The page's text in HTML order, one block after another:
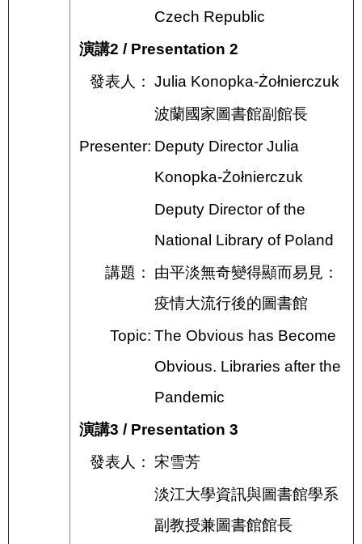
Czech Republic
演講2 / Presentation 2
發表人： Julia Konopka-Żołnierczuk
波蘭國家圖書館副館長
Presenter: Deputy Director Julia
Konopka-Żołnierczuk
Deputy Director of the
National Library of Poland
講題：
由平淡無奇變得顯而易見：
疫情大流行後的圖書館
Topic: The Obvious has Become
Obvious. Libraries after the
Pandemic
演講3 / Presentation 3
發表人：
宋雪芳
淡江大學資訊與圖書館學系
副教授兼圖書館館長